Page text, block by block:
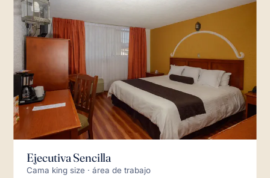
Ejecutiva Sencilla
Cama king size · área de trabajo